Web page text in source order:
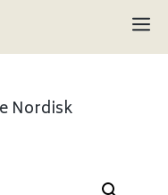
Nordisk